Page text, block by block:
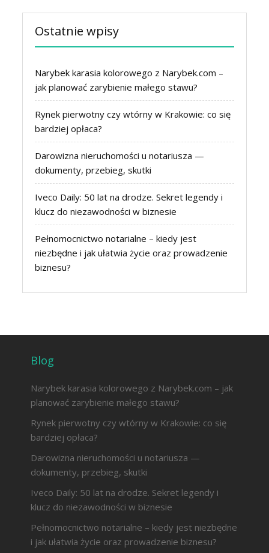
Ostatnie wpisy
Narybek karasia kolorowego z Narybek.com –
jak planować zarybienie małego stawu?
Rynek pierwotny czy wtórny w Krakowie: co się
bardziej opłaca?
Darowizna nieruchomości u notariusza —
dokumenty, przebieg, skutki
Iveco Daily: 50 lat na drodze. Sekret legendy i
klucz do niezawodności w biznesie
Pełnomocnictwo notarialne – kiedy jest
niezbędne i jak ułatwia życie oraz prowadzenie
biznesu?
Blog
Narybek karasia kolorowego z Narybek.com – jak
planować zarybienie małego stawu?
Rynek pierwotny czy wtórny w Krakowie: co się
bardziej opłaca?
Darowizna nieruchomości u notariusza —
dokumenty, przebieg, skutki
Iveco Daily: 50 lat na drodze. Sekret legendy i
klucz do niezawodności w biznesie
Pełnomocnictwo notarialne – kiedy jest niezbędne
i jak ułatwia życie oraz prowadzenie biznesu?